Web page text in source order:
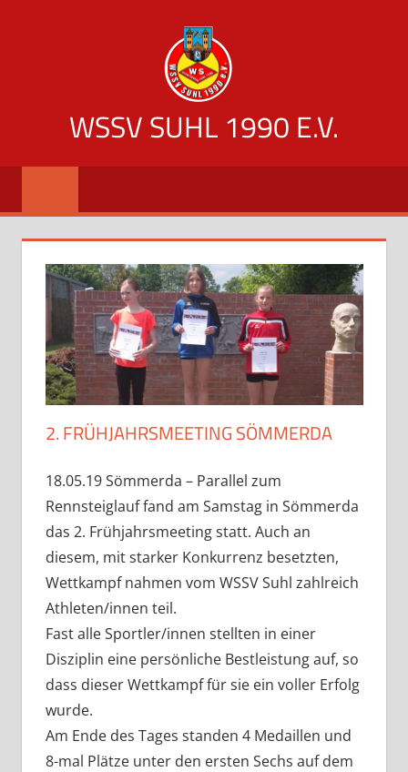
WSSV SUHL 1990 E.V.
offizielle
WSSV
1990
2. FRÜHJAHRSMEETING SÖMMERDA
18.05.19 Sömmerda – Parallel zum
Rennsteiglauf fand am Samstag in Sömmerda
das 2. Frühjahrsmeeting statt. Auch an
diesem, mit starker Konkurrenz besetzten,
Wettkampf nahmen vom WSSV Suhl zahlreich
Athleten/innen teil.
Fast alle Sportler/innen stellten in einer
Disziplin eine persönliche Bestleistung auf, so
dass dieser Wettkampf für sie ein voller Erfolg
wurde.
Am Ende des Tages standen 4 Medaillen und
8-mal Plätze unter den ersten Sechs auf dem